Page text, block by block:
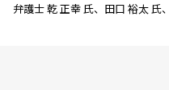
弁護士 乾 正幸 氏、田口 裕太 氏